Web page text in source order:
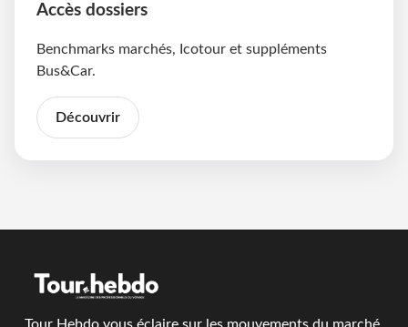
Accès dossiers
Benchmarks marchés, Icotour et suppléments
Bus&Car.
Découvrir